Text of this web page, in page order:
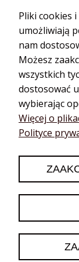
Bazylia
Cynamon
Estragon
Gałka
Golteria
Goździk
Imbir
Kardamon
Kmin
Koper
Projekt
Wszystkie prawa
IT
Pliki cookies
umożliwiają
nam
Możesz
wszystkich
dostosować
wybierając
Więcej o
Polityce